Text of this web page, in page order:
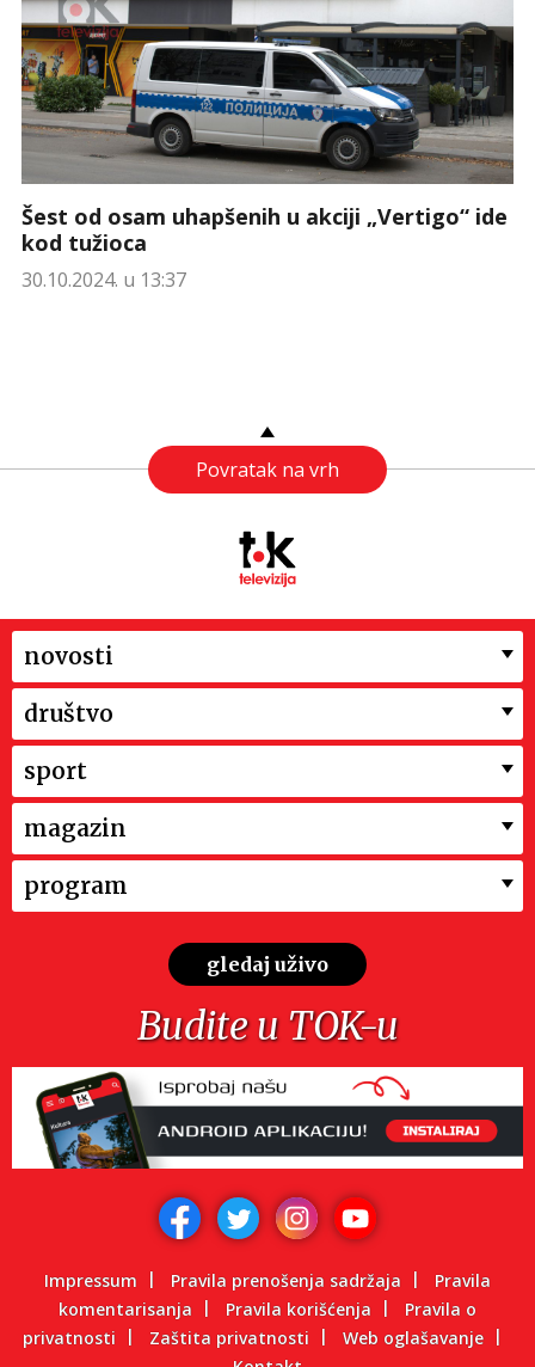
Šest od osam uhapšenih u akciji „Vertigo“ ide
kod tužioca
30.10.2024. u 13:37
Povratak na vrh
novosti
društvo
sport
magazin
program
gledaj uživo
Budite u TOK-u
Impressum Pravila prenošenja sadržaja
Pravila
komentarisanja
Pravila korišćenja
Pravila o
privatnosti
Zaštita privatnosti
Web oglašavanje